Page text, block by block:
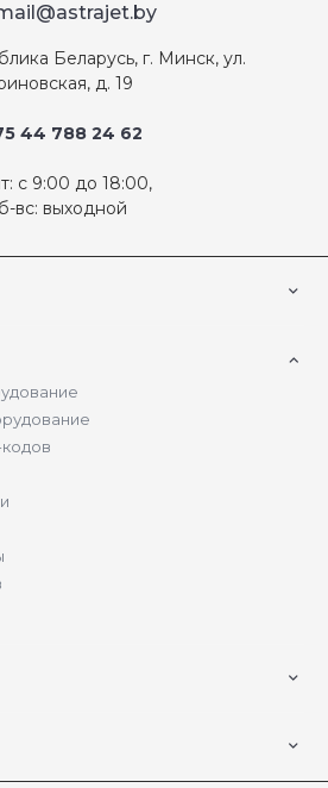
Беларусь, г. Минск, ул.
д. 19
44 788 24 62
с 9:00 до 18:00,
вс: выходной